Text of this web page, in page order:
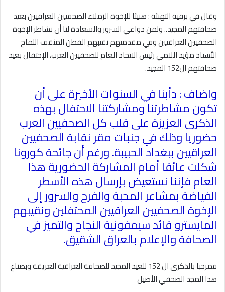
وقال في برقية التهنئة : هنيئا للإخوة الزملاء الصحفيين العراقيين بعيد
صحافتهم المجيد.. ولمن دواعي السرور والسعادة لنا أن نشاطر الإخوة
الصحفيين العراقيين وفي مقدمتهم نقيبهم الفطن المثقف اللماح
الأستاذ مؤيد اللامي رئيس الاتحاد العام للصحفيين العرب، الإحتفال بعيد
صحافتهم ال152 المجيد
.
واضاف : دأبنا في السنوات الأخيرة على أن
تكون مشاطرتنا ومشاركتنا الاحتفال بهذه
الذكرى العزيزة على قلب كل الصحفيين العرب
حضوريا وذلك في جنبات مقر نقابة الصحفيين
العراقيين ببغداد الحبيبة. ورغم أن جائحة كورونا
شكلت عائقا أمام المشاركة الحضورية هذا
العام فإننا نستعيض بإرسال هذه الأسطر
الفياضة بمشاعر المحبة والفرح والسرور إلى
الإخوة الصحفيين العراقيين المحتفلين ونقيبهم
المايسترو قائد سيمفونية النجاح والتميز في
الصحافة والإعلام بالعراق الشقيق.
فمرحبا بالذكرى ال 152 للعيد المجيد للصحافة العراقية العريقة وبصناع
هذا المجد الصحفي الأصيل